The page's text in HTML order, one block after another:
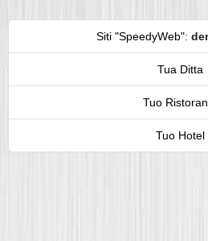
Siti "SpeedyWeb":
Tua Ditta
Tuo
Tuo Hotel